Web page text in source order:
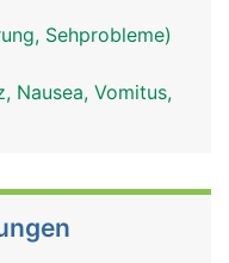
Sehprobleme)
Nausea, Vomitus,